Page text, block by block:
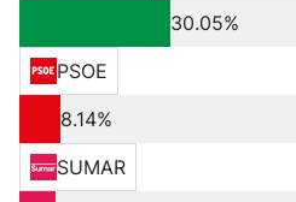
30.05%
PSOE
8.14%
SUMAR